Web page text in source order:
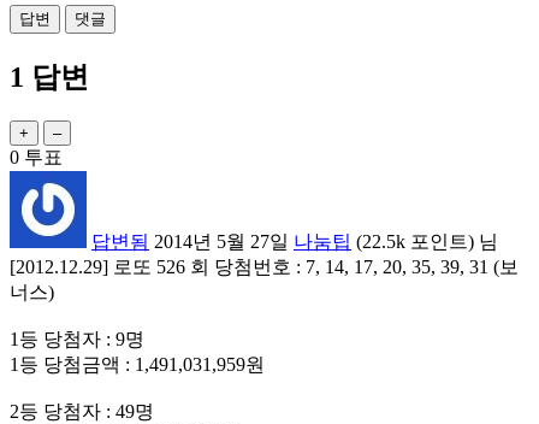
1 답변
0 투표
답변됨 2014년 5월 27일 나눔팁 (22.5k 포인트) 님
[2012.12.29] 로또 526 회 당첨번호 : 7, 14, 17, 20, 35, 39, 31 (보
너스)
1등 당첨자 : 9명
1등 당첨금액 : 1,491,031,959원
2등 당첨자 : 49명